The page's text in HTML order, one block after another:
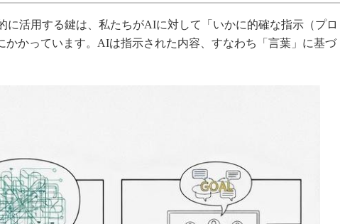
に活用する鍵は、私たちがAIに対して「いかに的確な指示（プロ
かかっています。AIは指示された内容、すなわち「言葉」に基づ